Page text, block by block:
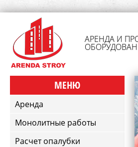
АРЕНДА И
МЕНЮ
Аренда
Монолитные работы
Расчет опалубки